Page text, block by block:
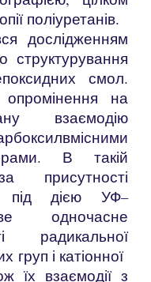
поліуретанів.
дослідженням
структурування
смол.
на
взаємодію
В такій
присутності
під дією УФ–
одночасне
радикальної
груп і катіонної
їх взаємодії з